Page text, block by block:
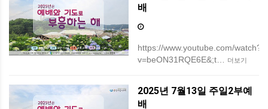
배
https://www.youtube.com/watch?
v=beON31RQE6E&;t…
더보기
2025년 7월13일 주일2부예
배